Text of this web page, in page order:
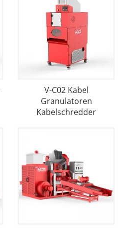
V-C02 Kabel
Granulatoren
Kabelschredder